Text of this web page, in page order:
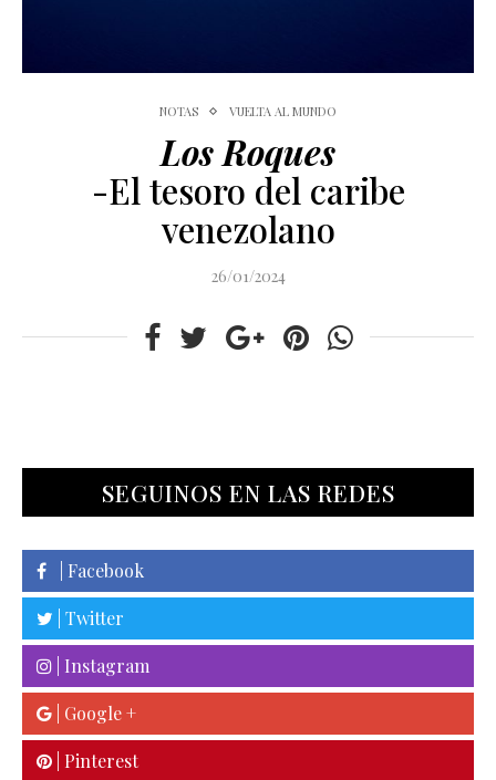
NOTAS VUELTA AL MUNDO
Los Roques
-El tesoro del caribe
venezolano
26/01/2024
SEGUINOS EN LAS REDES
| Facebook
| Twitter
| Instagram
| Google +
| Pinterest